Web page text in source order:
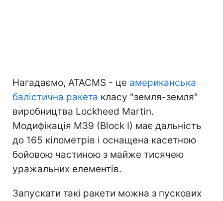
Нагадаємо, ATACMS - це американська
балістична ракета класу "земля-земля"
виробництва Lockheed Martin.
Модифікація M39 (Block I) має дальність
до 165 кілометрів і оснащена касетною
бойовою частиною з майже тисячею
уражальних елементів.
Запускати такі ракети можна з пускових